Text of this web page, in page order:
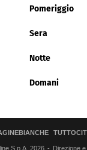
Pomeriggio
Sera
Notte
Domani
S.p.A. 2026 Direzione